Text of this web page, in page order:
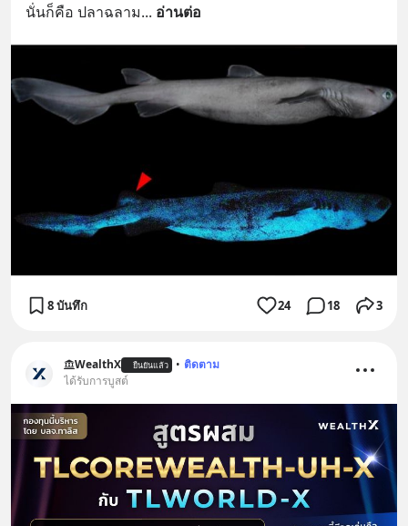
นั่นก็คือ ปลาฉลาม... อ่านต่อ
8 บันทึก 24 18 3
WealthX ยืนยันแล้ว • ติดตาม
ได้รับการบูสต์